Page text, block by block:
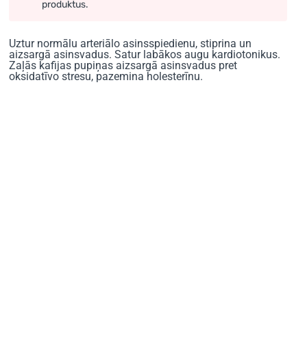
Uztur normālu arteriālo asinsspiedienu, stiprina un
aizsargā asinsvadus. Satur labākos augu kardiotonikus.
Zaļās kafijas pupiņas aizsargā asinsvadus pret
oksidatīvo stresu, pazemina holesterīnu.
produktus.